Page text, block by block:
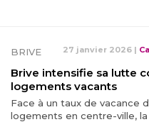
BRIVE 27 janvier 2026 |
Brive intensifie sa lutte
logements vacants
Face à un taux de vacance
logements en centre-ville,